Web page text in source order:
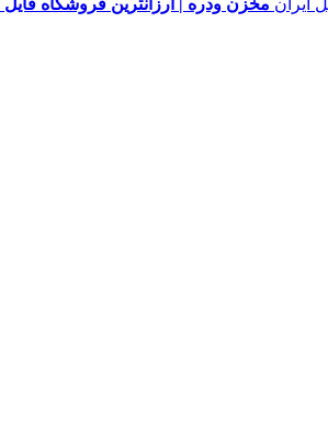
مخزن ودره | ارزانترین فروشگاه فایل